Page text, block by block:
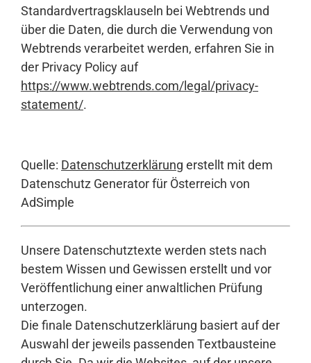
Standardvertragsklauseln bei Webtrends und
über die Daten, die durch die Verwendung von
Webtrends verarbeitet werden, erfahren Sie in
der Privacy Policy auf
https://www.webtrends.com/legal/privacy-
statement/.
Quelle: Datenschutzerklärung erstellt mit dem
Datenschutz Generator für Österreich von
AdSimple
Unsere Datenschutztexte werden stets nach
bestem Wissen und Gewissen erstellt und vor
Veröffentlichung einer anwaltlichen Prüfung
unterzogen.
Die finale Datenschutzerklärung basiert auf der
Auswahl der jeweils passenden Textbausteine